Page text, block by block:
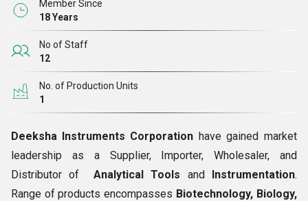
ಜಾಗತಿಕವಾಗಿ ವಿಶ್ಲೇಷಣಾತ್ಮಕ ಮತ್ತು ಜೈವಿಕ ತಾಂತ್ರಿಕ ವಿಭಾಗದ ಪ್ರಮುಖ
ಹೆಸರುಗಳೊಂದಿಗೆ ಸಂಯೋಜಿಸುತ್ತೇವೆ. ಬಹುಸಂಖ್ಯೆಗೆ ತಲುಪುವುದು ಮತ್ತು
ಔಷಧೀಯ, ಜೀವಶಾಸ್ತ್ರ, ಸೂಕ್ಷ್ಮಜೀವಶಾಸ್ತ್ರ, ಪರಿಸರ, ಕೀಟನಾಶಕ,
ವಿಶ್ಲೇಷಣಾತ್ಮಕ ಮತ್ತು ಮಾಪನ ಪರಿಕರಗಳು ಮತ್ತು ಇತರವುಗಳಂತಹ
ವೈವಿಧ್ಯಮಯ ಕೈಗಾರಿಕಾ ಕ್ಷೇತ್ರಗಳಿಗೆ ಸೇರಿದ ಗ್ರಾಹಕರಿಗೆ ವಿಜ್ಞಾನ ಮತ್ತು
ತಂತ್ರಜ್ಞಾನ ಆಧಾರಿತ ಉತ್ಪನ್ನಗಳ ಅತ್ಯುತ್ತಮ ಒದಗಿಸುವುದು ನಮ್ಮ
ಗುರಿಯಾಗಿದೆ.
ನಾವು ಮಕ್ಕಳು, ಕ್ಯಾನ್ಸರ್ ರೋಗಿಗಳು ಮತ್ತು ಪ್ರಾಣಿಗಳಿಗೆ ವಿವಿಧ
ಮಾನವೀಯ ಯೋಜನೆಗಳ ಭಾಗವಾಗಿದ್ದೇವೆ, ಏಕೆಂದರೆ ನಾವು ವ್ಯಾಪಾರ
Member Since
18 Years
No of Staff
12
No. of Production Units
1
Deeksha Instruments Corporation have gained market
leadership as a Supplier, Importer, Wholesaler, and
Distributor of Analytical Tools and Instrumentation.
Range of products encompasses Biotechnology, Biology,